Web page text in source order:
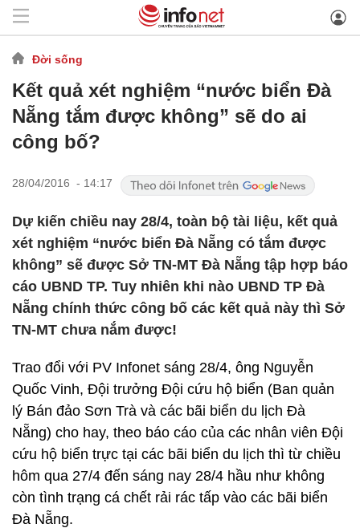
Đời sống
Kết quả xét nghiệm “nước biển Đà
Nẵng tắm được không” sẽ do ai
công bố?
28/04/2016 - 14:17
Dự kiến chiều nay 28/4, toàn bộ tài liệu, kết quả
xét nghiệm “nước biển Đà Nẵng có tắm được
không” sẽ được Sở TN-MT Đà Nẵng tập hợp báo
cáo UBND TP. Tuy nhiên khi nào UBND TP Đà
Nẵng chính thức công bố các kết quả này thì Sở
TN-MT chưa nắm được!
Trao đổi với PV Infonet sáng 28/4, ông Nguyễn
Quốc Vinh, Đội trưởng Đội cứu hộ biển (Ban quản
lý Bán đảo Sơn Trà và các bãi biển du lịch Đà
Nẵng) cho hay, theo báo cáo của các nhân viên Đội
cứu hộ biển trực tại các bãi biển du lịch thì từ chiều
hôm qua 27/4 đến sáng nay 28/4 hầu như không
còn tình trạng cá chết rải rác tấp vào các bãi biển
Đà Nẵng.